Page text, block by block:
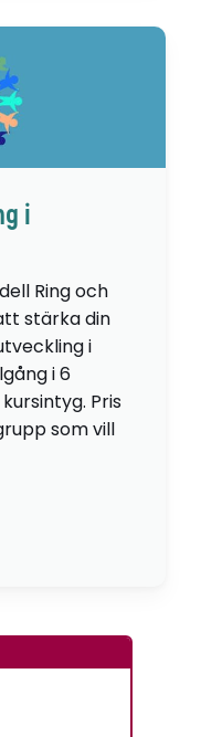
i
Ring och
stärka din
i
i 6
Pris
som vill